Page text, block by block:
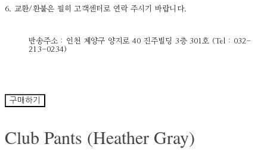
6. 교환/환불은 필히 고객센터로 연락 주시기 바랍니다.
반송주소 : 인천 계양구 양지로 40 진주빌딩 3층 301호 (Tel : 032-
213-0234)
구매하기
Club Pants (Heather Gray)